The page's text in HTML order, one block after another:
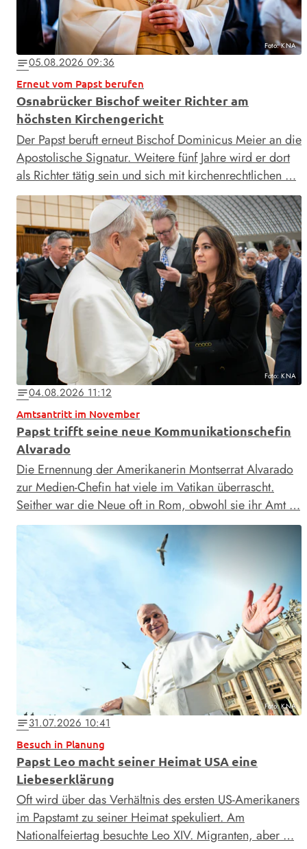
Foto: KNA
notes05.08.2026 09:36
Erneut vom Papst berufen
Osnabrücker Bischof weiter Richter am
höchsten Kirchengericht
Der Papst beruft erneut Bischof Dominicus Meier an die
Apostolische Signatur. Weitere fünf Jahre wird er dort
als Richter tätig sein und sich mit kirchenrechtlichen …
Foto: KNA
notes04.08.2026 11:12
Amtsantritt im November
Papst trifft seine neue Kommunikationschefin
Alvarado
Die Ernennung der Amerikanerin Montserrat Alvarado
zur Medien-Chefin hat viele im Vatikan überrascht.
Seither war die Neue oft in Rom, obwohl sie ihr Amt …
Foto: KNA
notes31.07.2026 10:41
Besuch in Planung
Papst Leo macht seiner Heimat USA eine
Liebeserklärung
Oft wird über das Verhältnis des ersten US-Amerikaners
im Papstamt zu seiner Heimat spekuliert. Am
Nationalfeiertag besuchte Leo XIV. Migranten, aber …